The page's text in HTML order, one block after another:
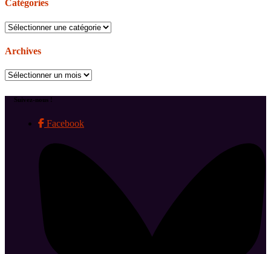
Catégories
Catégories
Archives
Archives
Suivez-nous !
Facebook